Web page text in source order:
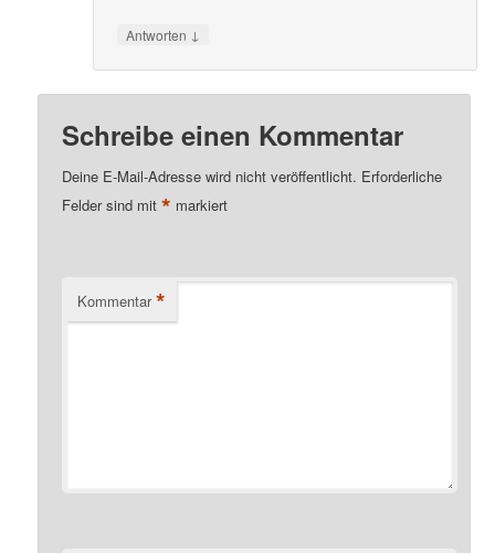
Antworten ↓
Schreibe einen Kommentar
Deine E-Mail-Adresse wird nicht veröffentlicht. Erforderliche
Felder sind mit* markiert
Kommentar *